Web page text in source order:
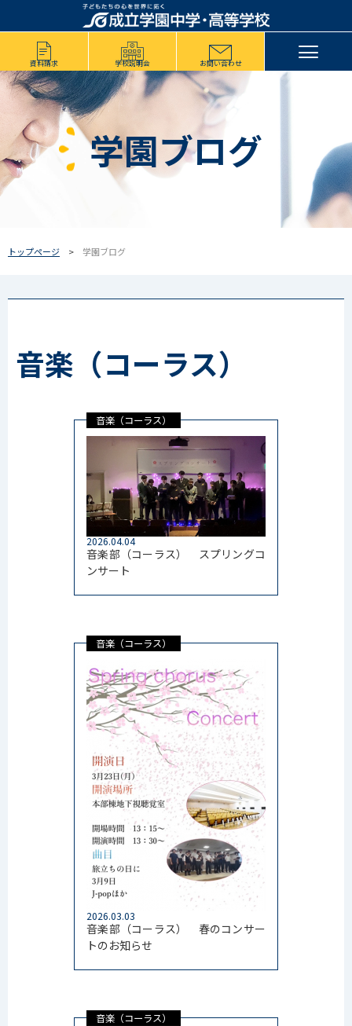
資料請求 学校説明会 お問い合わせ
学園ブログ
トップページ 学園ブログ
音楽（コーラス）
音楽（コーラス）
2026.04.04
音楽部（コーラス） スプリングコ
ンサート
音楽（コーラス）
2026.03.03
音楽部（コーラス） 春のコンサー
トのお知らせ
音楽（コーラス）